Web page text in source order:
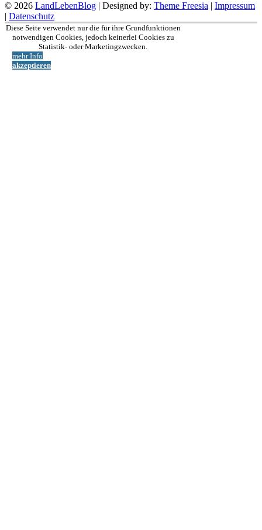
© 2026 LandLebenBlog | Designed by: Theme Freesia | Impressum
| Datenschutz
Nach
oben
Diese Seite verwendet nur die für ihre Grundfunktionen
notwendigen Cookies, jedoch keinerlei Cookies zu
Statistik- oder Marketingzwecken.
mehr Info
akzeptieren